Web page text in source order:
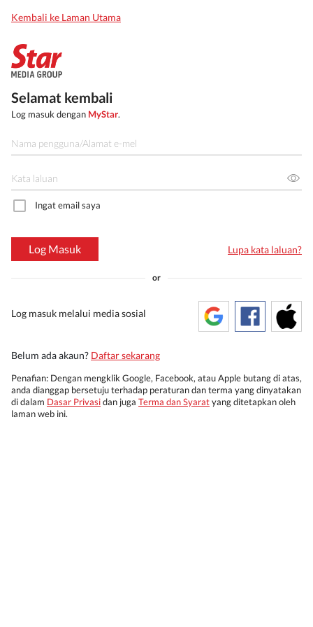
Kembali ke Laman Utama
Selamat kembali
Log masuk dengan MyStar.
Ingat email saya
Log Masuk Lupa kata laluan?
or
Log masuk melalui media sosial
Belum ada akaun? Daftar sekarang
Penafian: Dengan mengklik Google, Facebook, atau Apple butang di atas,
anda dianggap bersetuju terhadap peraturan dan terma yang dinyatakan
di dalam Dasar Privasidan juga Terma dan Syaratyang ditetapkan oleh
laman web ini.